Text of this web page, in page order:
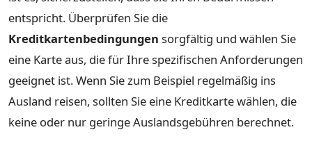
entspricht. Überprüfen Sie die
Kreditkartenbedingungen sorgfältig und wählen Sie
eine Karte aus, die für Ihre spezifischen Anforderungen
geeignet ist. Wenn Sie zum Beispiel regelmäßig ins
Ausland reisen, sollten Sie eine Kreditkarte wählen, die
keine oder nur geringe Auslandsgebühren berechnet.